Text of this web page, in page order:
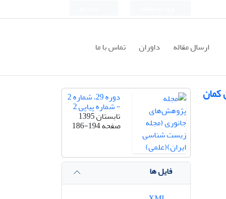
ارسال مقاله داوران تماس با ما
کمان دوره 29، شماره 2
- شماره پیاپی 2
تابستان 1395
صفحه186-194
فایل ها